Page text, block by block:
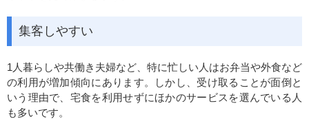
集客しやすい
1人暮らしや共働き夫婦など、特に忙しい人はお弁当や外食など
の利用が増加傾向にあります。しかし、受け取ることが面倒と
いう理由で、宅食を利用せずにほかのサービスを選んでいる人
も多いです。